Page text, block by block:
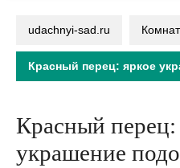
udachnyi-sad.ru
Красный перец: яркое
Красный перец:
украшение